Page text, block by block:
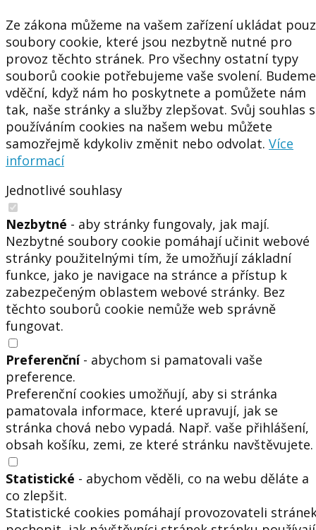
Ze zákona můžeme na vašem zařízení ukládat
soubory cookie, které jsou nezbytně nutné pro
provoz těchto stránek. Pro všechny ostatní typy
souborů cookie potřebujeme vaše svolení. Budeme
vděční, když nám ho poskytnete a pomůžete nám
tak, naše stránky a služby zlepšovat. Svůj souhlas s
používáním cookies na našem webu můžete
samozřejmě kdykoliv změnit nebo odvolat. Více
informací
Jednotlivé souhlasy
Nezbytné - aby stránky fungovaly, jak mají.
Nezbytné soubory cookie pomáhají učinit webové
stránky použitelnými tím, že umožňují základní
funkce, jako je navigace na stránce a přístup k
zabezpečeným oblastem webové stránky. Bez
těchto souborů cookie nemůže web správně
fungovat.
Preferenční- abychom si pamatovali vaše
preference.
Preferenční cookies umožňují, aby si stránka
pamatovala informace, které upravují, jak se
stránka chová nebo vypadá. Např. vaše přihlášení,
obsah košíku, zemi, ze které stránku navštěvujete.
Statistické - abychom věděli, co na webu děláte a
co zlepšit.
Statistické cookies pomáhají provozovateli